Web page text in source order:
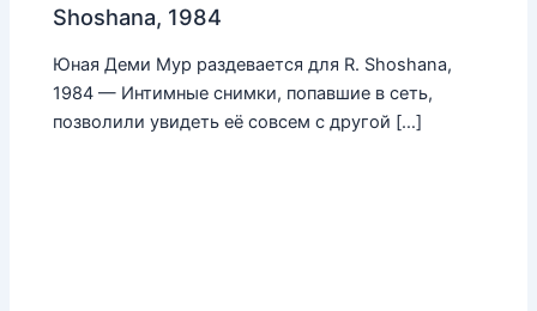
Shoshana, 1984
Юная Деми Мур раздевается для R. Shoshana,
1984 — Интимные снимки, попавшие в сеть,
позволили увидеть её совсем с другой […]